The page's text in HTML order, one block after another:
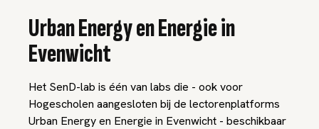
Urban Energy en Energie in
Evenwicht
Het SenD-lab is één van labs die - ook voor
Hogescholen aangesloten bij de lectorenplatforms
Urban Energy en Energie in Evenwicht - beschikbaar